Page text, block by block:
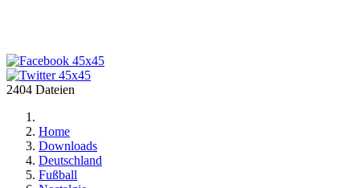
2404 Dateien
Home
Downloads
Deutschland
Fußball